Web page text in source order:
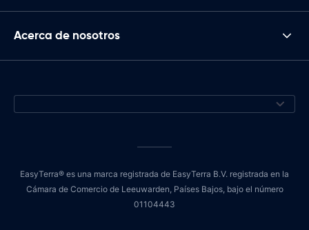
Acerca de nosotros
EasyTerra® es una marca registrada de EasyTerra B.V. registrada en la
Cámara de Comercio de Leeuwarden, Países Bajos, bajo el número
01104443